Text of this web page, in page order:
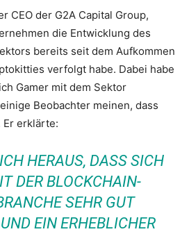
CEO der G2A Capital Group,
die Entwicklung des
bereits seit dem Aufkommen
verfolgt habe. Dabei habe
Gamer mit dem Sektor
Beobachter meinen, dass
Er erklärte:
HERAUS, DASS SICH
DER BLOCKCHAIN-
SEHR GUT
EIN ERHEBLICHER